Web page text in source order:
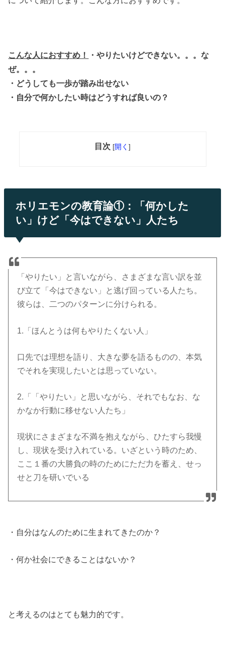
こんな人におすすめ！
・やりたいけどできない。。。な
ぜ。。。
・どうしても一歩が踏み出せない
・自分で何かしたい時はどうすれば良いの？
目次 [開く ]
ホリエモンの教育論①：「何かした
い」けど「今はできない」人たち
「やりたい」と言いながら、さまざまな言い訳を並
び立て「今はできない」と逃げ回っている人たち。
彼らは、二つのパターンに分けられる。
1.「ほんとうは何もやりたくない人」
口先では理想を語り、大きな夢を語るものの、本気
でそれを実現したいとは思っていない。
2.「「やりたい」と思いながら、それでもなお、な
かなか行動に移せない人たち」
現状にさまざまな不満を抱えながら、ひたすら我慢
し、現状を受け入れている。いざという時のため、
ここ１番の大勝負の時のためにただ力を蓄え、せっ
せと刀を研いでいる
・自分はなんのために生まれてきたのか？
・何か社会にできることはないか？
と考えるのはとても魅力的です。